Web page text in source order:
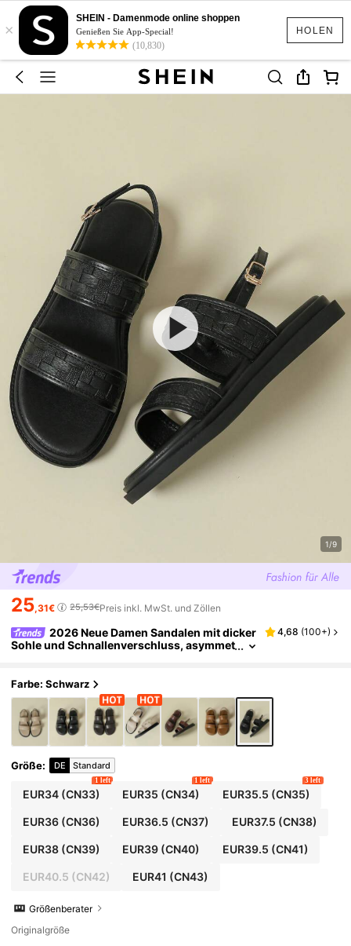
HOLEN
×
SHEIN - Damenmode online shoppen
Genießen Sie App-Special!
(10,830)
1/9
25,31€ 25,53€Preis inkl. MwSt. und Zöllen
2026 Neue Damen Sandalen mit dicker
Sohle und Schnallenverschluss, asymmet
e, atmungsaktiv, Casual Beach Schuhe für Frü
hling/Herbst/Sommer, schwarzes asymmetris
ches gewebtes Muster, runde Zehenpartie, Ri
emchen-Römersandalen, Größe 33-34 klein,
Größe 42 groß, Damen Große Größenschuhe
Größe 41-43
4,68 (100+)
Farbe: Schwarz
Größe: DE Standard
EUR34(CN33)
1 left
EUR35 (CN34)
1 left
EUR35.5 (CN35)
3 left
EUR36(CN36) EUR36.5 (CN37) EUR37.5 (CN38)
EUR38(CN39) EUR39 (CN40) EUR39.5 (CN41)
EUR40.5 (CN42) EUR41 (CN43)
Größenberater
Originalgröße